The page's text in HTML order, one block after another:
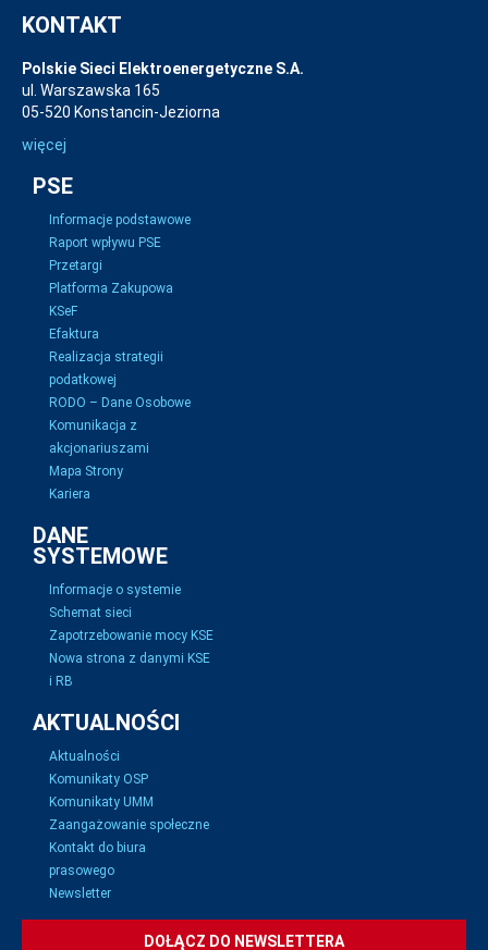
KONTAKT
Polskie Sieci Elektroenergetyczne S.A.
ul. Warszawska 165
05-520 Konstancin-Jeziorna
więcej
PSE
Informacje podstawowe
Raport wpływu PSE
Przetargi
Platforma Zakupowa
KSeF
Efaktura
Realizacja strategii
podatkowej
RODO – Dane Osobowe
Komunikacja z
akcjonariuszami
Mapa Strony
Kariera
DANE
SYSTEMOWE
Informacje o systemie
Schemat sieci
Zapotrzebowanie mocy KSE
Nowa strona z danymi KSE
i RB
AKTUALNOŚCI
Aktualności
Komunikaty OSP
Komunikaty UMM
Zaangażowanie społeczne
Kontakt do biura
prasowego
Newsletter
DOŁĄCZ DO NEWSLETTERA